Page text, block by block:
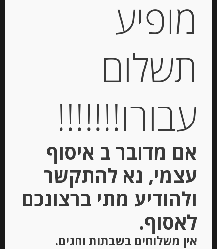
יחידות
Parmigiano Reggiano
מופיע
תשלום
עבורו!!!!!!!
אם מדובר ב איסוף
עצמי, נא להתקשר
ולהודיע מתי ברצונכם
לאסוף.
אין משלוחים בשבתות וחגים.